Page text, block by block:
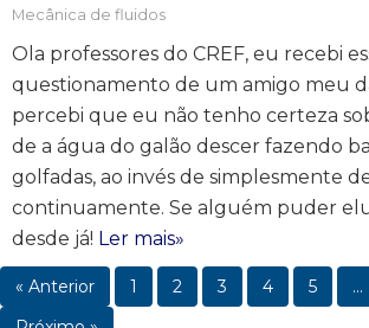
Mecânica de fluidos
Ola professores do CREF, eu recebi
questionamento de um amigo meu
percebi que eu não tenho certeza
de a água do galão descer fazendo
golfadas, ao invés de simplesmente
continuamente. Se alguém puder
desde já! Ler mais»
« Anterior 1 2 3 4 5 …